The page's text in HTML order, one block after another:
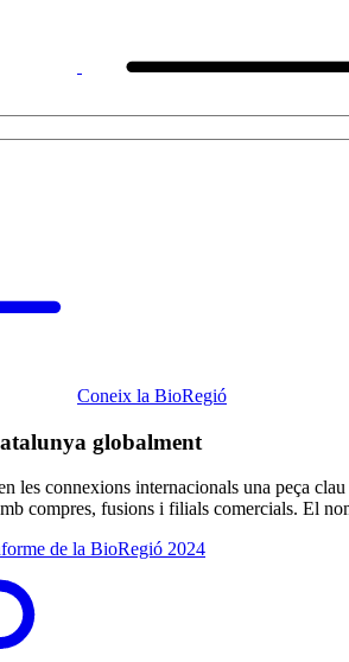
Coneix la BioRegió
globalment
les connexions internacionals una peça
compres, fusions i filials comercials. El
de la BioRegió 2024